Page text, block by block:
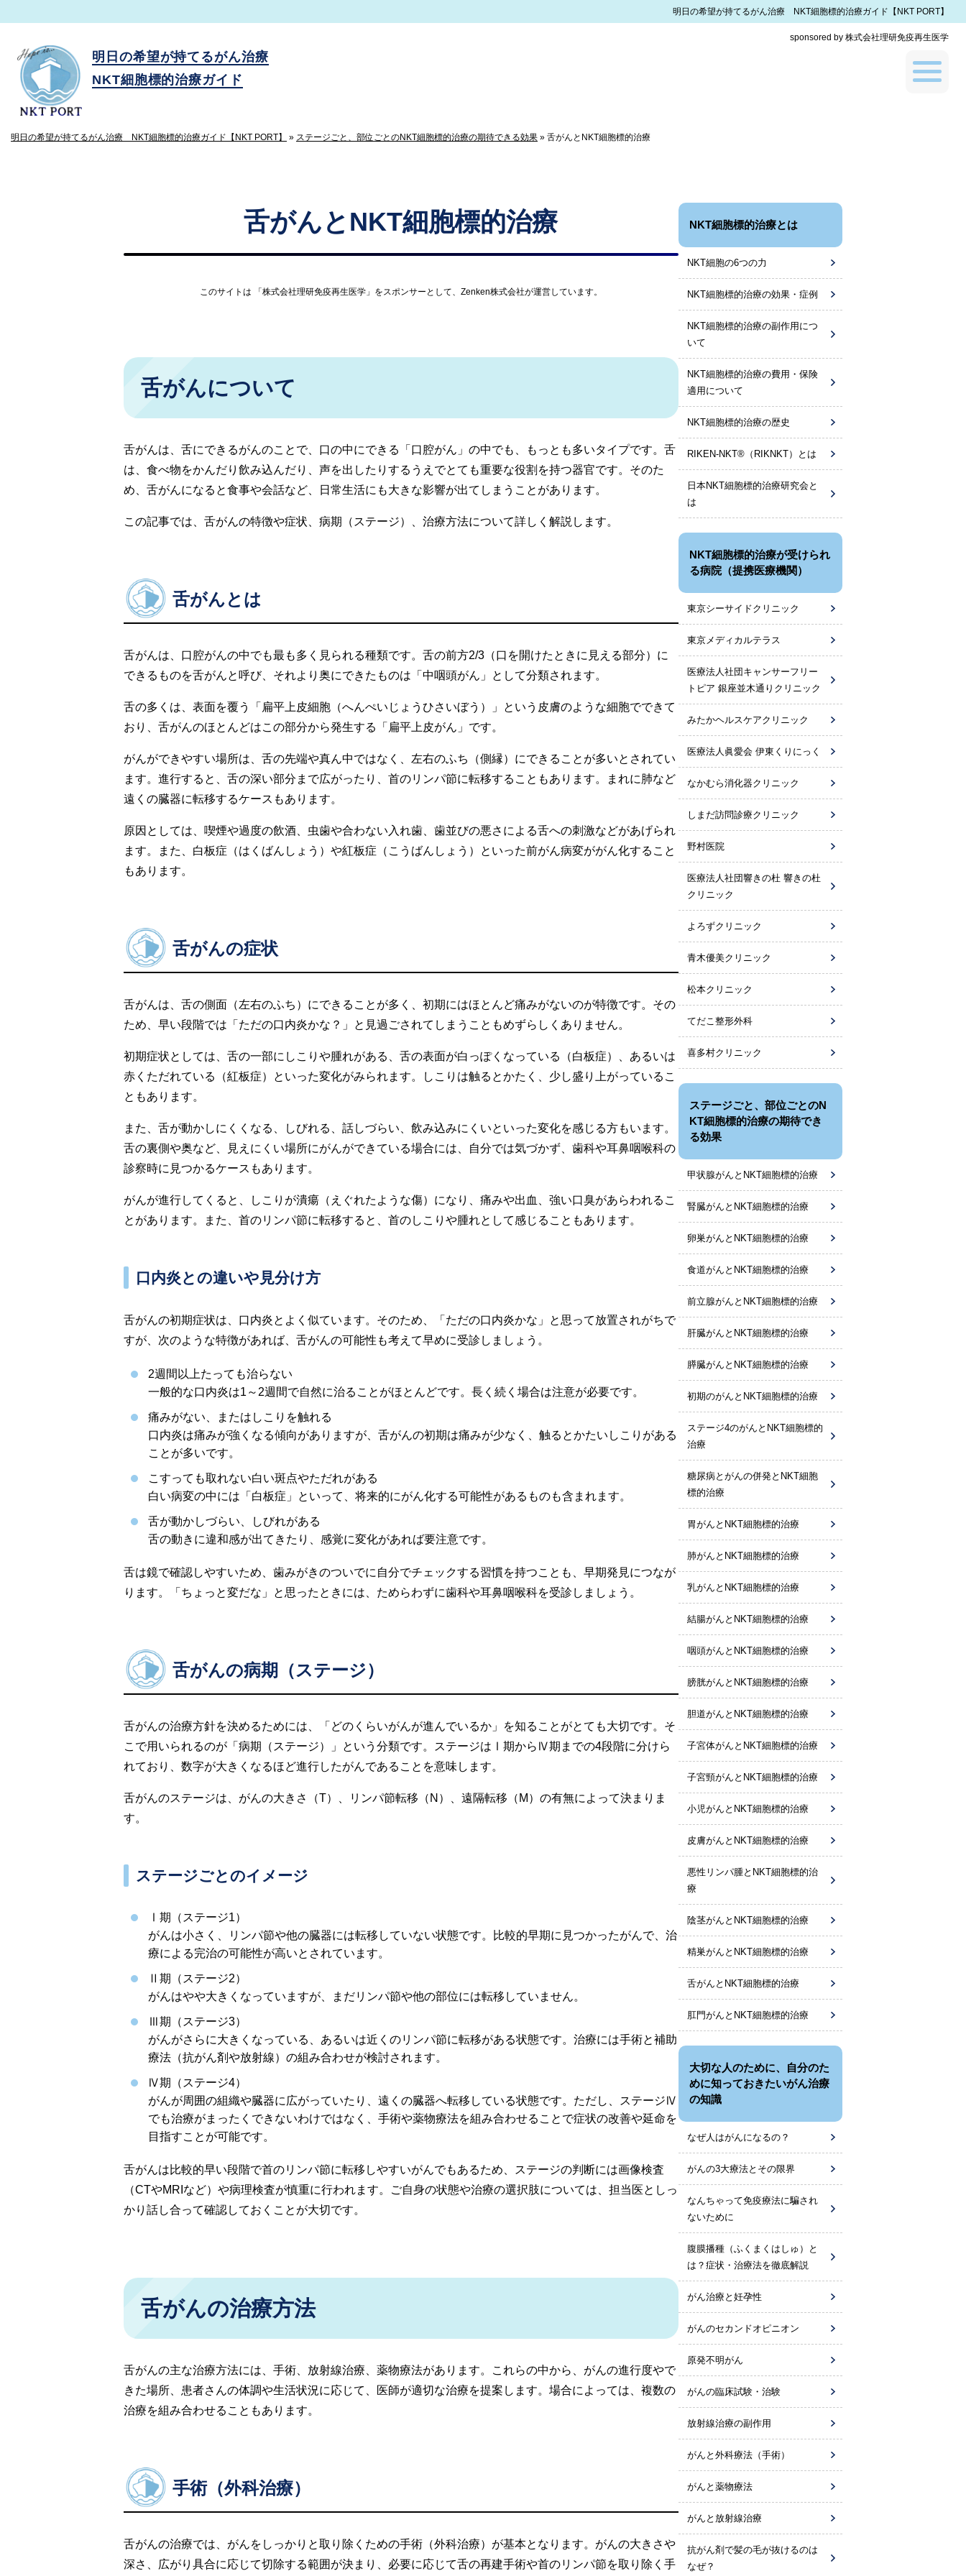
明日の希望が持てるがん治療 NKT細胞標的治療ガイド【NKT PORT】
sponsored by 株式会社理研免疫再生医学
明日の希望が持てるがん治療
NKT細胞標的治療ガイド
明日の希望が持てるがん治療 NKT細胞標的治療ガイド【NKT PORT】 » ステージごと、部位ごとのNKT細胞標的治療の期待できる効果 » 舌がんとNKT細胞標的治療
舌がんとNKT細胞標的治療
このサイトは 「株式会社理研免疫再生医学」をスポンサーとして、Zenken株式会社が運営しています。
舌がんについて
舌がんは、舌にできるがんのことで、口の中にできる「口腔がん」の中でも、もっとも多いタイプです。舌
は、食べ物をかんだり飲み込んだり、声を出したりするうえでとても重要な役割を持つ器官です。そのた
め、舌がんになると食事や会話など、日常生活にも大きな影響が出てしまうことがあります。
この記事では、舌がんの特徴や症状、病期（ステージ）、治療方法について詳しく解説します。
舌がんとは
舌がんは、口腔がんの中でも最も多く見られる種類です。舌の前方2/3（口を開けたときに見える部分）に
できるものを舌がんと呼び、それより奥にできたものは「中咽頭がん」として分類されます。
舌の多くは、表面を覆う「扁平上皮細胞（へんぺいじょうひさいぼう）」という皮膚のような細胞でできて
おり、舌がんのほとんどはこの部分から発生する「扁平上皮がん」です。
がんができやすい場所は、舌の先端や真ん中ではなく、左右のふち（側縁）にできることが多いとされてい
ます。進行すると、舌の深い部分まで広がったり、首のリンパ節に転移することもあります。まれに肺など
遠くの臓器に転移するケースもあります。
原因としては、喫煙や過度の飲酒、虫歯や合わない入れ歯、歯並びの悪さによる舌への刺激などがあげられ
ます。また、白板症（はくばんしょう）や紅板症（こうばんしょう）といった前がん病変ががん化すること
もあります。
舌がんの症状
舌がんは、舌の側面（左右のふち）にできることが多く、初期にはほとんど痛みがないのが特徴です。その
ため、早い段階では「ただの口内炎かな？」と見過ごされてしまうこともめずらしくありません。
初期症状としては、舌の一部にしこりや腫れがある、舌の表面が白っぽくなっている（白板症）、あるいは
赤くただれている（紅板症）といった変化がみられます。しこりは触るとかたく、少し盛り上がっているこ
ともあります。
また、舌が動かしにくくなる、しびれる、話しづらい、飲み込みにくいといった変化を感じる方もいます。
舌の裏側や奥など、見えにくい場所にがんができている場合には、自分では気づかず、歯科や耳鼻咽喉科の
診察時に見つかるケースもあります。
がんが進行してくると、しこりが潰瘍（えぐれたような傷）になり、痛みや出血、強い口臭があらわれるこ
とがあります。また、首のリンパ節に転移すると、首のしこりや腫れとして感じることもあります。
口内炎との違いや見分け方
舌がんの初期症状は、口内炎とよく似ています。そのため、「ただの口内炎かな」と思って放置されがちで
すが、次のような特徴があれば、舌がんの可能性も考えて早めに受診しましょう。
2週間以上たっても治らない
一般的な口内炎は1～2週間で自然に治ることがほとんどです。長く続く場合は注意が必要です。
痛みがない、またはしこりを触れる
口内炎は痛みが強くなる傾向がありますが、舌がんの初期は痛みが少なく、触るとかたいしこりがある
ことが多いです。
こすっても取れない白い斑点やただれがある
白い病変の中には「白板症」といって、将来的にがん化する可能性があるものも含まれます。
舌が動かしづらい、しびれがある
舌の動きに違和感が出てきたり、感覚に変化があれば要注意です。
舌は鏡で確認しやすいため、歯みがきのついでに自分でチェックする習慣を持つことも、早期発見につなが
ります。「ちょっと変だな」と思ったときには、ためらわずに歯科や耳鼻咽喉科を受診しましょう。
舌がんの病期（ステージ）
舌がんの治療方針を決めるためには、「どのくらいがんが進んでいるか」を知ることがとても大切です。そ
こで用いられるのが「病期（ステージ）」という分類です。ステージはⅠ期からⅣ期までの4段階に分けら
れており、数字が大きくなるほど進行したがんであることを意味します。
舌がんのステージは、がんの大きさ（T）、リンパ節転移（N）、遠隔転移（M）の有無によって決まりま
す。
ステージごとのイメージ
Ⅰ期（ステージ1）
がんは小さく、リンパ節や他の臓器には転移していない状態です。比較的早期に見つかったがんで、治
療による完治の可能性が高いとされています。
Ⅱ期（ステージ2）
がんはやや大きくなっていますが、まだリンパ節や他の部位には転移していません。
Ⅲ期（ステージ3）
がんがさらに大きくなっている、あるいは近くのリンパ節に転移がある状態です。治療には手術と補助
療法（抗がん剤や放射線）の組み合わせが検討されます。
Ⅳ期（ステージ4）
がんが周囲の組織や臓器に広がっていたり、遠くの臓器へ転移している状態です。ただし、ステージⅣ
でも治療がまったくできないわけではなく、手術や薬物療法を組み合わせることで症状の改善や延命を
目指すことが可能です。
舌がんは比較的早い段階で首のリンパ節に転移しやすいがんでもあるため、ステージの判断には画像検査
（CTやMRIなど）や病理検査が慎重に行われます。ご自身の状態や治療の選択肢については、担当医としっ
かり話し合って確認しておくことが大切です。
舌がんの治療方法
舌がんの主な治療方法には、手術、放射線治療、薬物療法があります。これらの中から、がんの進行度やで
きた場所、患者さんの体調や生活状況に応じて、医師が適切な治療を提案します。場合によっては、複数の
治療を組み合わせることもあります。
手術（外科治療）
舌がんの治療では、がんをしっかりと取り除くための手術（外科治療）が基本となります。がんの大きさや
深さ、広がり具合に応じて切除する範囲が決まり、必要に応じて舌の再建手術や首のリンパ節を取り除く手
NKT細胞標的治療とは
NKT細胞の6つの力
NKT細胞標的治療の効果・症例
NKT細胞標的治療の副作用につ
いて
NKT細胞標的治療の費用・保険
適用について
NKT細胞標的治療の歴史
RIKEN-NKT®（RIKNKT）とは
日本NKT細胞標的治療研究会と
は
NKT細胞標的治療が受けられ
る病院（提携医療機関）
東京シーサイドクリニック
東京メディカルテラス
医療法人社団キャンサーフリー
トピア 銀座並木通りクリニック
みたかヘルスケアクリニック
医療法人眞愛会 伊東くりにっく
なかむら消化器クリニック
しまだ訪問診療クリニック
野村医院
医療法人社団響きの杜 響きの杜
クリニック
よろずクリニック
青木優美クリニック
松本クリニック
てだこ整形外科
喜多村クリニック
ステージごと、部位ごとのN
KT細胞標的治療の期待でき
る効果
甲状腺がんとNKT細胞標的治療
腎臓がんとNKT細胞標的治療
卵巣がんとNKT細胞標的治療
食道がんとNKT細胞標的治療
前立腺がんとNKT細胞標的治療
肝臓がんとNKT細胞標的治療
膵臓がんとNKT細胞標的治療
初期のがんとNKT細胞標的治療
ステージ4のがんとNKT細胞標的
治療
糖尿病とがんの併発とNKT細胞
標的治療
胃がんとNKT細胞標的治療
肺がんとNKT細胞標的治療
乳がんとNKT細胞標的治療
結腸がんとNKT細胞標的治療
咽頭がんとNKT細胞標的治療
膀胱がんとNKT細胞標的治療
胆道がんとNKT細胞標的治療
子宮体がんとNKT細胞標的治療
子宮頸がんとNKT細胞標的治療
小児がんとNKT細胞標的治療
皮膚がんとNKT細胞標的治療
悪性リンパ腫とNKT細胞標的治
療
陰茎がんとNKT細胞標的治療
精巣がんとNKT細胞標的治療
舌がんとNKT細胞標的治療
肛門がんとNKT細胞標的治療
大切な人のために、自分のた
めに知っておきたいがん治療
の知識
なぜ人はがんになるの？
がんの3大療法とその限界
なんちゃって免疫療法に騙され
ないために
腹膜播種（ふくまくはしゅ）と
は？症状・治療法を徹底解説
がん治療と妊孕性
がんのセカンドオピニオン
原発不明がん
がんの臨床試験・治験
放射線治療の副作用
がんと外科療法（手術）
がんと薬物療法
がんと放射線治療
抗がん剤で髪の毛が抜けるのは
なぜ？